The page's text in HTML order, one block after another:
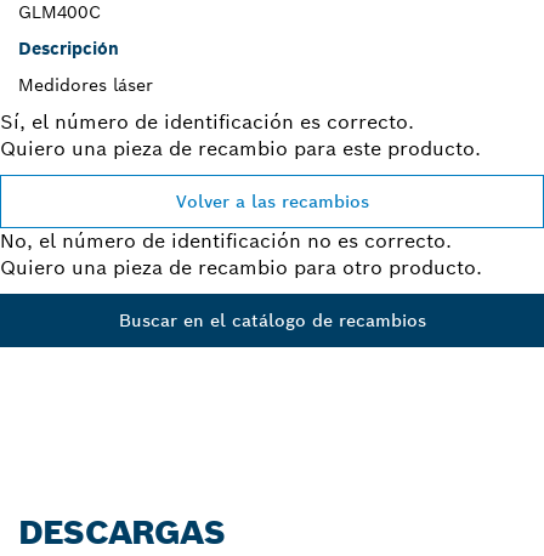
GLM400C
Descripción
Medidores láser
Sí, el número de identificación es correcto.
Quiero una pieza de recambio para este producto.
Volver a las recambios
No, el número de identificación no es correcto.
Quiero una pieza de recambio para otro producto.
Buscar en el catálogo de recambios
DESCARGAS